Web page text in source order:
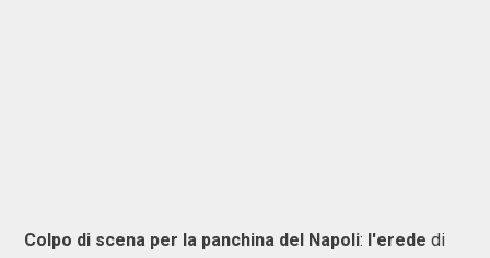
Colpo di scena per la panchina del Napoli: l'erede di